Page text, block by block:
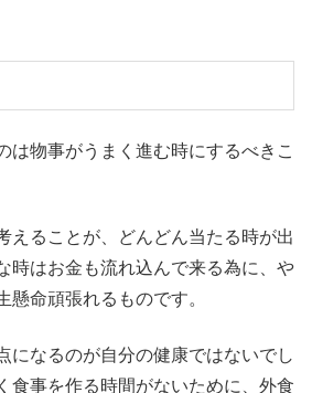
は物事がうまく進む時にするべきこ
えることが、どんどん当たる時が出
時はお金も流れ込んで来る為に、や
懸命頑張れるものです。
になるのが自分の健康ではないでし
食事を作る時間がないために、外食